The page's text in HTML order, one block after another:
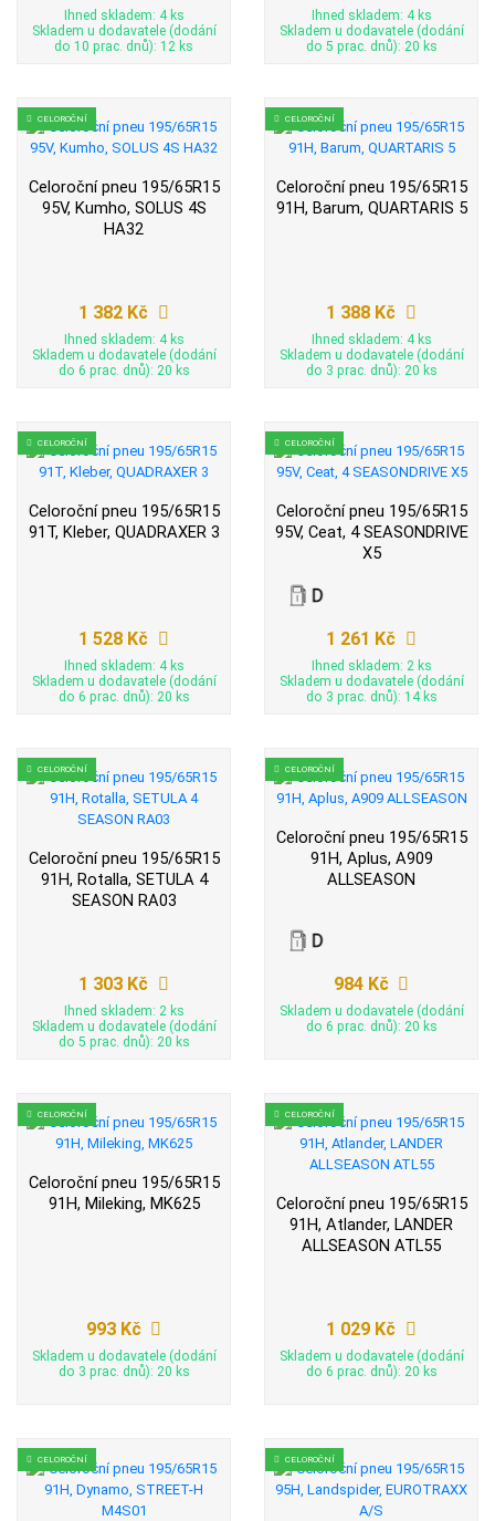
Ihned skladem: 4 ks
Skladem u dodavatele (dodání
do 10 prac. dnů): 12 ks
Ihned skladem: 4 ks
Skladem u dodavatele (dodání
do 5 prac. dnů): 20 ks
CELOROČNÍ
Celoroční pneu 195/65R15
95V, Kumho, SOLUS 4S
HA32
1 382 Kč
Ihned skladem: 4 ks
Skladem u dodavatele (dodání
do 6 prac. dnů): 20 ks
CELOROČNÍ
Celoroční pneu 195/65R15
91H, Barum, QUARTARIS 5
1 388 Kč
Ihned skladem: 4 ks
Skladem u dodavatele (dodání
do 3 prac. dnů): 20 ks
CELOROČNÍ
Celoroční pneu 195/65R15
91T, Kleber, QUADRAXER 3
1 528 Kč
Ihned skladem: 4 ks
Skladem u dodavatele (dodání
do 6 prac. dnů): 20 ks
CELOROČNÍ
Celoroční pneu 195/65R15
95V, Ceat, 4 SEASONDRIVE
X5
1 261 Kč
Ihned skladem: 2 ks
Skladem u dodavatele (dodání
do 3 prac. dnů): 14 ks
CELOROČNÍ
Celoroční pneu 195/65R15
91H, Rotalla, SETULA 4
SEASON RA03
1 303 Kč
Ihned skladem: 2 ks
Skladem u dodavatele (dodání
do 5 prac. dnů): 20 ks
CELOROČNÍ
Celoroční pneu 195/65R15
91H, Aplus, A909
ALLSEASON
984 Kč
Skladem u dodavatele (dodání
do 6 prac. dnů): 20 ks
CELOROČNÍ
Celoroční pneu 195/65R15
91H, Mileking, MK625
993 Kč
Skladem u dodavatele (dodání
do 3 prac. dnů): 20 ks
CELOROČNÍ
Celoroční pneu 195/65R15
91H, Atlander, LANDER
ALLSEASON ATL55
1 029 Kč
Skladem u dodavatele (dodání
do 6 prac. dnů): 20 ks
CELOROČNÍ CELOROČNÍ